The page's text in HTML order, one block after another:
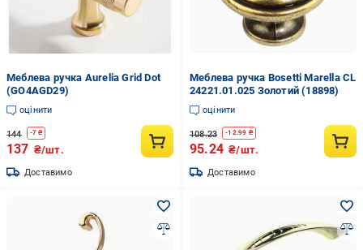
Меблева ручка Aurelia Grid Dot
(GO4AGD29)
оцінити
144 -7 ₴
137 ₴/шт.
Доставимо
Меблева ручка Bosetti Marella CL
24221.01.025 Золотий (18898)
оцінити
108.23 -12.99 ₴
95.24 ₴/шт.
Доставимо